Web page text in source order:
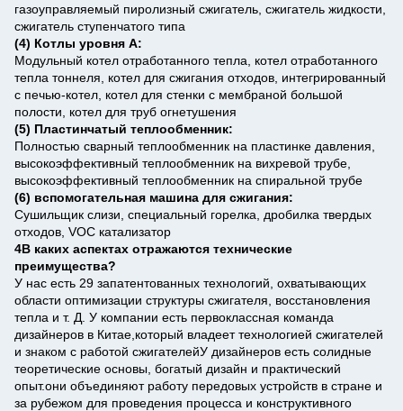
газоуправляемый пиролизный сжигатель, сжигатель жидкости,
сжигатель ступенчатого типа
(4) Котлы уровня А:
Модульный котел отработанного тепла, котел отработанного
тепла тоннеля, котел для сжигания отходов, интегрированный
с печью-котел, котел для стенки с мембраной большой
полости, котел для труб огнетушения
(5) Пластинчатый теплообменник:
Полностью сварный теплообменник на пластинке давления,
высокоэффективный теплообменник на вихревой трубе,
высокоэффективный теплообменник на спиральной трубе
(6) вспомогательная машина для сжигания:
Сушильщик слизи, специальный горелка, дробилка твердых
отходов, VOC катализатор
4В каких аспектах отражаются технические
преимущества?
У нас есть 29 запатентованных технологий, охватывающих
области оптимизации структуры сжигателя, восстановления
тепла и т. Д. У компании есть первоклассная команда
дизайнеров в Китае,который владеет технологией сжигателей
и знаком с работой сжигателейУ дизайнеров есть солидные
теоретические основы, богатый дизайн и практический
опыт.они объединяют работу передовых устройств в стране и
за рубежом для проведения процесса и конструктивного